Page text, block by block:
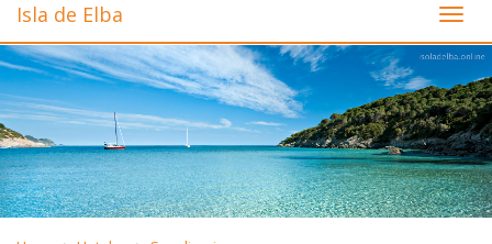
DEU
FRA
PYC
Isla de Elba